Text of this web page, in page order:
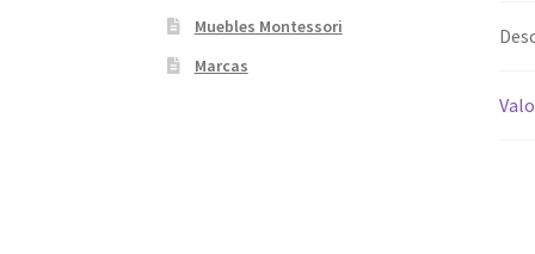
Muebles Montessori
Marcas